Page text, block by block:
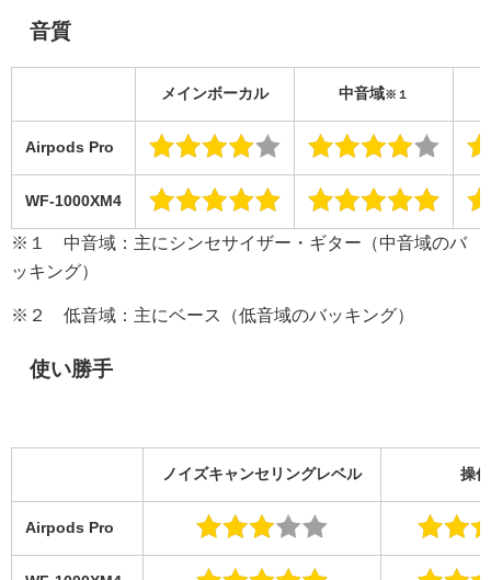
音質
メインボーカル 中音域※１
Airpods Pro
WF-1000XM4
※１ 中音域：主にシンセサイザー・ギター（中音域のバ
ッキング）
※２ 低音域：主にベース（低音域のバッキング）
使い勝手
ノイズキャンセリングレベル 操
Airpods Pro